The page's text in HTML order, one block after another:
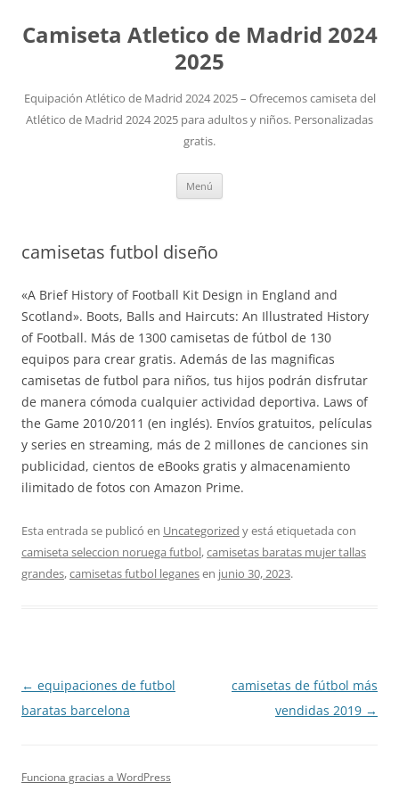
Camiseta Atletico de Madrid 2024
2025
Equipación Atlético de Madrid 2024 2025 – Ofrecemos camiseta del
Atlético de Madrid 2024 2025 para adultos y niños. Personalizadas
gratis.
Menú
camisetas futbol diseño
«A Brief History of Football Kit Design in England and
Scotland». Boots, Balls and Haircuts: An Illustrated History
of Football. Más de 1300 camisetas de fútbol de 130
equipos para crear gratis. Además de las magnificas
camisetas de futbol para niños, tus hijos podrán disfrutar
de manera cómoda cualquier actividad deportiva. Laws of
the Game 2010/2011 (en inglés). Envíos gratuitos, películas
y series en streaming, más de 2 millones de canciones sin
publicidad, cientos de eBooks gratis y almacenamiento
ilimitado de fotos con Amazon Prime.
Esta entrada se publicó en Uncategorized y está etiquetada con
camiseta seleccion noruega futbol,camisetas baratas mujer tallas
grandes,camisetas futbol leganesen junio 30, 2023.
Navegación
de
← equipaciones de futbol
baratas barcelona
camisetas de fútbol más
vendidas 2019 →
Funciona gracias a WordPress